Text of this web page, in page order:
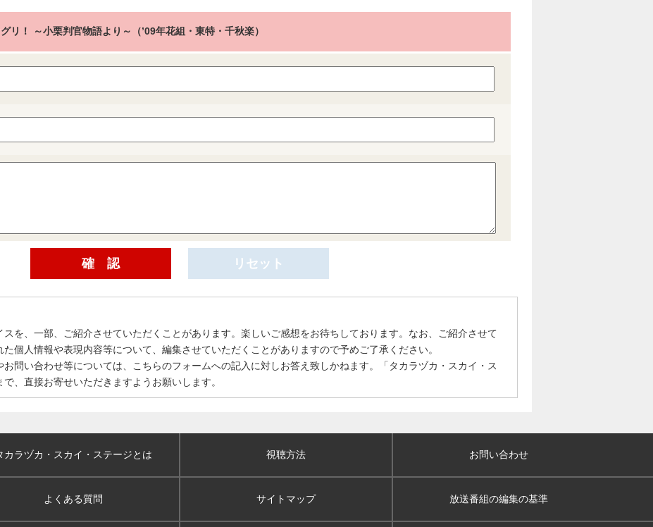
リ！ ～小栗判官物語より～（’09年花組・東特・千秋楽）
を、一部、ご紹介させていただくことがあります。楽しいご感想をお待ちしております。なお、ご紹介させて
個人情報や表現内容等について、編集させていただくことがありますので予めご了承ください。
問い合わせ等については、こちらのフォームへの記入に対しお答え致しかねます。「タカラヅカ・スカイ・ス
、直接お寄せいただきますようお願いします。
カラヅカ・スカイ ・ステージとは 視聴方法 お問い合わせ
よくある質問 サイトマップ 放送番組の編集の基準